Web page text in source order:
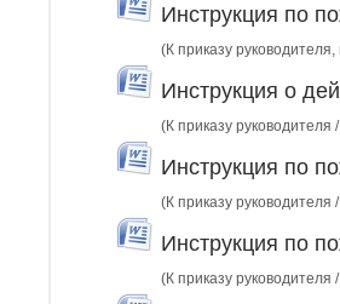
Инструкция по
(К приказу
Инструкция о
(К приказу
Инструкция по
(К приказу
Инструкция по
(К приказу